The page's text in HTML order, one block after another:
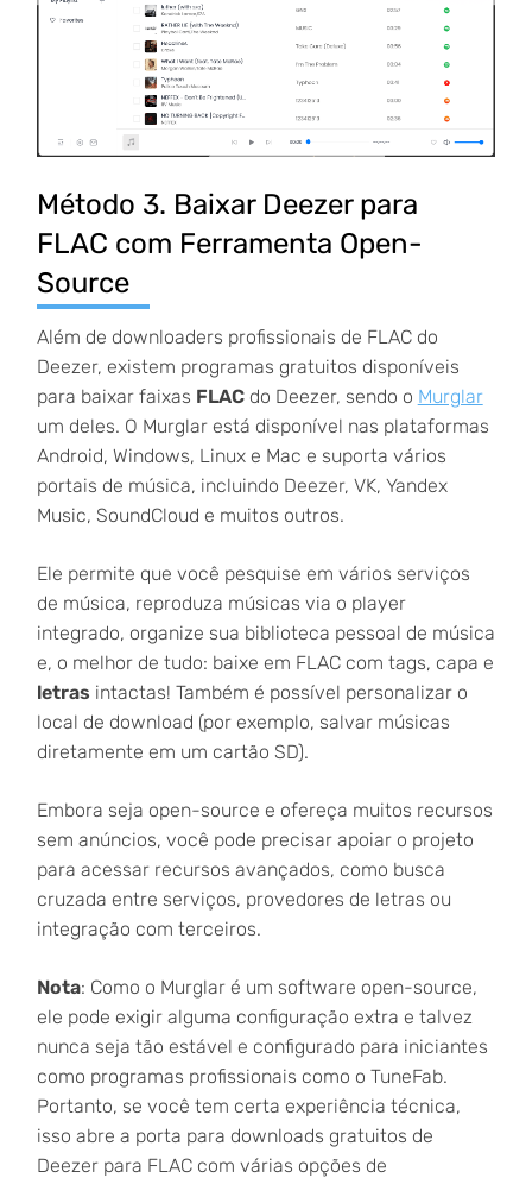
Método 3. Baixar Deezer para
FLAC com Ferramenta Open-
Source
Além de downloaders profissionais de FLAC do
Deezer, existem programas gratuitos disponíveis
para baixar faixas FLACdo Deezer, sendo o Murglar
um deles. O Murglar está disponível nas plataformas
Android, Windows, Linux e Mac e suporta vários
portais de música, incluindo Deezer, VK, Yandex
Music, SoundCloud e muitos outros.
Ele permite que você pesquise em vários serviços
de música, reproduza músicas via o player
integrado, organize sua biblioteca pessoal de música
e, o melhor de tudo: baixe em FLAC com tags, capa e
letras intactas! Também é possível personalizar o
local de download (por exemplo, salvar músicas
diretamente em um cartão SD).
Embora seja open-source e ofereça muitos recursos
sem anúncios, você pode precisar apoiar o projeto
para acessar recursos avançados, como busca
cruzada entre serviços, provedores de letras ou
integração com terceiros.
Nota: Como o Murglar é um software open-source,
ele pode exigir alguma configuração extra e talvez
nunca seja tão estável e configurado para iniciantes
como programas profissionais como o TuneFab.
Portanto, se você tem certa experiência técnica,
isso abre a porta para downloads gratuitos de
Deezer para FLAC com várias opções de